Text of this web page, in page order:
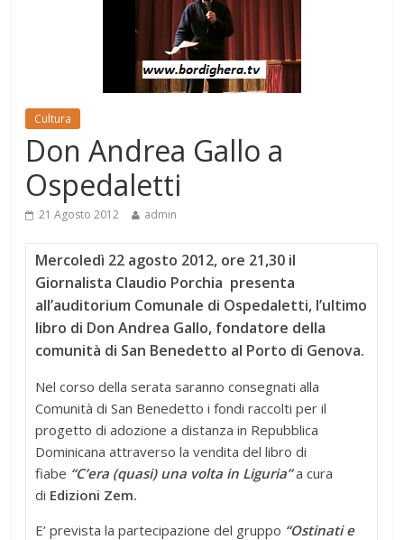
Cultura
Don Andrea Gallo a
Ospedaletti
21 Agosto 2012 admin
Mercoledì 22 agosto 2012, ore 21,30 il
Giornalista Claudio Porchia presenta
all’auditorium Comunale di Ospedaletti, l’ultimo
libro di Don Andrea Gallo, fondatore della
comunità di San Benedetto al Porto di Genova.
Nel corso della serata saranno consegnati alla
Comunità di San Benedetto i fondi raccolti per il
progetto di adozione a distanza in Repubblica
Dominicana attraverso la vendita del libro di
fiabe “C’era (quasi) una volta in Liguria”a cura
di Edizioni Zem.
E’ prevista la partecipazione del gruppo “Ostinati e